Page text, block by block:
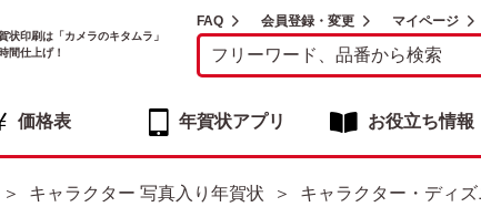
状印刷は「カメラのキタムラ」
間仕上げ！
FAQ 会員登録・変更 マイページ
価格表 年賀状アプリ お役立ち情報
キャラクター 写真入り年賀状 キャラクター・ディ